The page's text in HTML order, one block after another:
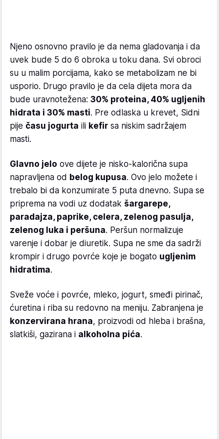
Njeno osnovno pravilo je da nema gladovanja i da
uvek bude 5 do 6 obroka u toku dana. Svi obroci
su u malim porcijama, kako se metabolizam ne bi
usporio. Drugo pravilo je da cela dijeta mora da
bude uravnotežena: 30% proteina, 40% ugljenih
hidrata i 30% masti. Pre odlaska u krevet, Sidni
pije času jogurta ili kefir sa niskim sadržajem
masti.
Glavno jelo ove dijete je nisko-kalorična supa
napravljena od belog kupusa. Ovo jelo možete i
trebalo bi da konzumirate 5 puta dnevno. Supa se
priprema na vodi uz dodatak šargarepe,
paradajza, paprike, celera, zelenog pasulja,
zelenog luka i peršuna. Peršun normalizuje
varenje i dobar je diuretik. Supa ne sme da sadrži
krompir i drugo povrće koje je bogato ugljenim
hidratima.
Sveže voće i povrće, mleko, jogurt, smeđi pirinač,
ćuretina i riba su redovno na meniju. Zabranjena je
konzervirana hrana, proizvodi od hleba i brašna,
slatkiši, gazirana i alkoholna pića.